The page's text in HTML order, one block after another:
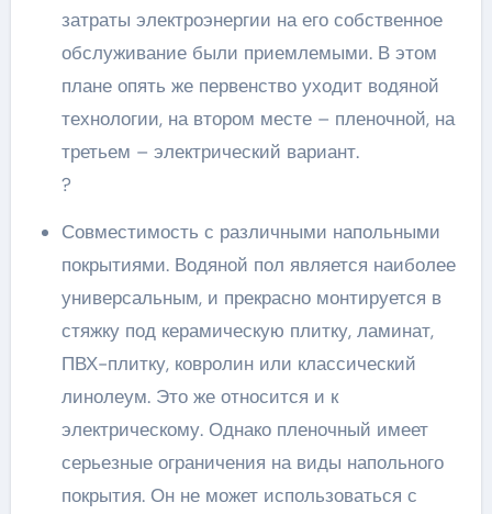
затраты электроэнергии на его собственное
обслуживание были приемлемыми. В этом
плане опять же первенство уходит водяной
технологии, на втором месте – пленочной, на
третьем – электрический вариант.
?
Совместимость с различными напольными
покрытиями. Водяной пол является наиболее
универсальным, и прекрасно монтируется в
стяжку под керамическую плитку, ламинат,
ПВХ-плитку, ковролин или классический
линолеум. Это же относится и к
электрическому. Однако пленочный имеет
серьезные ограничения на виды напольного
покрытия. Он не может использоваться с